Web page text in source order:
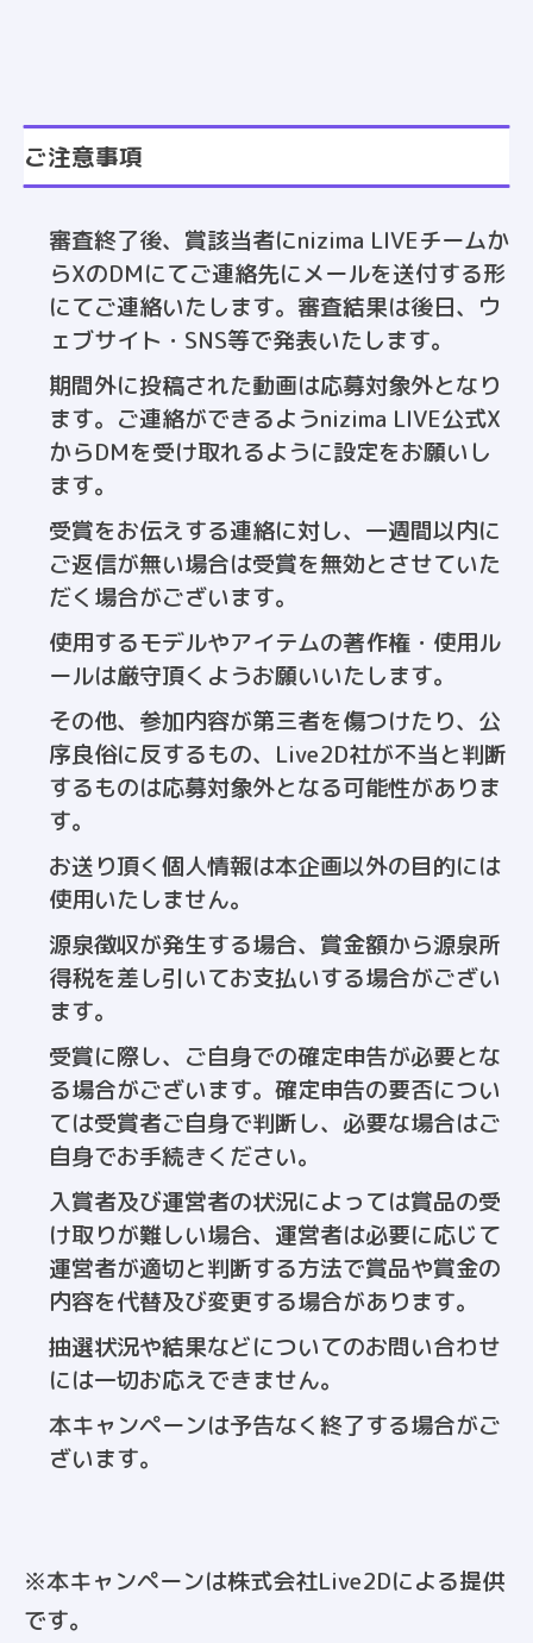
ご注意事項
審査終了後、賞該当者にnizima LIVEチームか
らXのDMにてご連絡先にメールを送付する形
にてご連絡いたします。審査結果は後日、ウ
ェブサイト・SNS等で発表いたします。
期間外に投稿された動画は応募対象外となり
ます。ご連絡ができるようnizima LIVE公式X
からDMを受け取れるように設定をお願いし
ます。
受賞をお伝えする連絡に対し、一週間以内に
ご返信が無い場合は受賞を無効とさせていた
だく場合がございます。
使用するモデルやアイテムの著作権・使用ル
ールは厳守頂くようお願いいたします。
その他、参加内容が第三者を傷つけたり、公
序良俗に反するもの、Live2D社が不当と判断
するものは応募対象外となる可能性がありま
す。
お送り頂く個人情報は本企画以外の目的には
使用いたしません。
源泉徴収が発生する場合、賞金額から源泉所
得税を差し引いてお支払いする場合がござい
ます。
受賞に際し、ご自身での確定申告が必要とな
る場合がございます。確定申告の要否につい
ては受賞者ご自身で判断し、必要な場合はご
自身でお手続きください。
入賞者及び運営者の状況によっては賞品の受
け取りが難しい場合、運営者は必要に応じて
運営者が適切と判断する方法で賞品や賞金の
内容を代替及び変更する場合があります。
抽選状況や結果などについてのお問い合わせ
には一切お応えできません。
本キャンペーンは予告なく終了する場合がご
ざいます。
※本キャンペーンは株式会社Live2Dによる提供
です。